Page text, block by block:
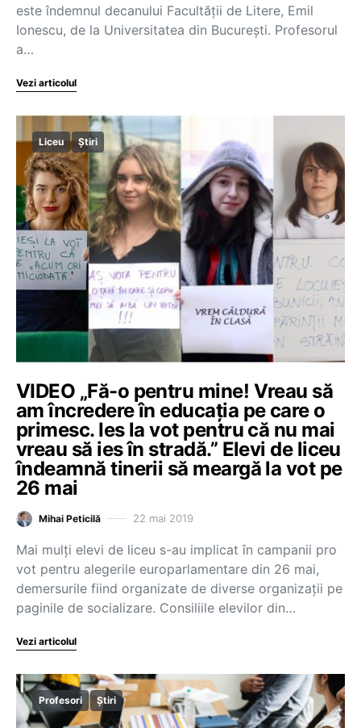
este îndemnul decanului Facultății de Litere, Emil
Ionescu, de la Universitatea din București. Profesorul
a…
Vezi articolul
Liceu Știri
VIDEO „Fă-o pentru mine! Vreau să
am încredere în educația pe care o
primesc. Ies la vot pentru că nu mai
vreau să ies în stradă.” Elevi de liceu
îndeamnă tinerii să meargă la vot pe
26 mai
Mihai Peticilă 22 mai 2019
Mai mulți elevi de liceu s-au implicat în campanii pro
vot pentru alegerile europarlamentare din 26 mai,
demersurile fiind organizate de diverse organizații pe
paginile de socializare. Consiliile elevilor din…
Vezi articolul
Profesori Știri